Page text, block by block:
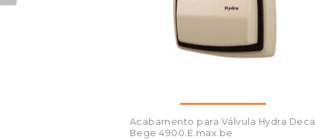
Acabamento para Válvula Hydra Deca
Bege 4900.E.max.be